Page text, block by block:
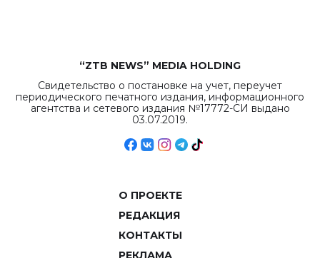
“ZTB NEWS” MEDIA HOLDING
Свидетельство о постановке на учет, переучет
периодического печатного издания, информационного
агентства и сетевого издания №17772-СИ выдано
03.07.2019.
О ПРОЕКТЕ
РЕДАКЦИЯ
КОНТАКТЫ
РЕКЛАМА